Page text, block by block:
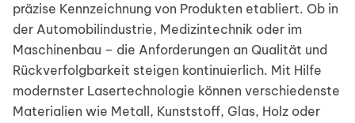
präzise Kennzeichnung von Produkten etabliert. Ob in
der Automobilindustrie, Medizintechnik oder im
Maschinenbau – die Anforderungen an Qualität und
Rückverfolgbarkeit steigen kontinuierlich. Mit Hilfe
modernster Lasertechnologie können verschiedenste
Materialien wie Metall, Kunststoff, Glas, Holz oder